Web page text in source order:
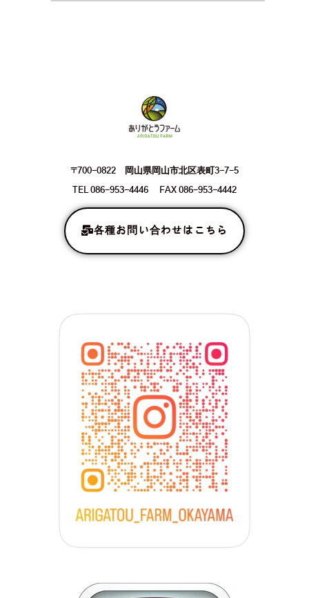
〒700-0822 岡山県岡山市北区表町3-7-5
TEL 086-953-4446 FAX 086-953-4442
各種お問い合わせはこちら